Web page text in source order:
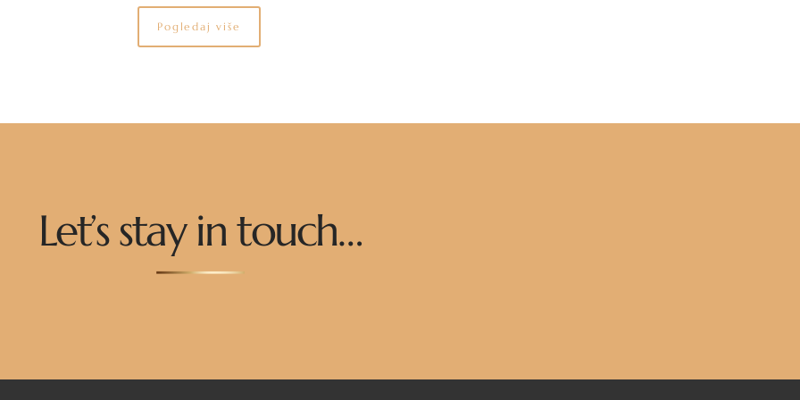
Pogledaj više
Let’s stay in touch…